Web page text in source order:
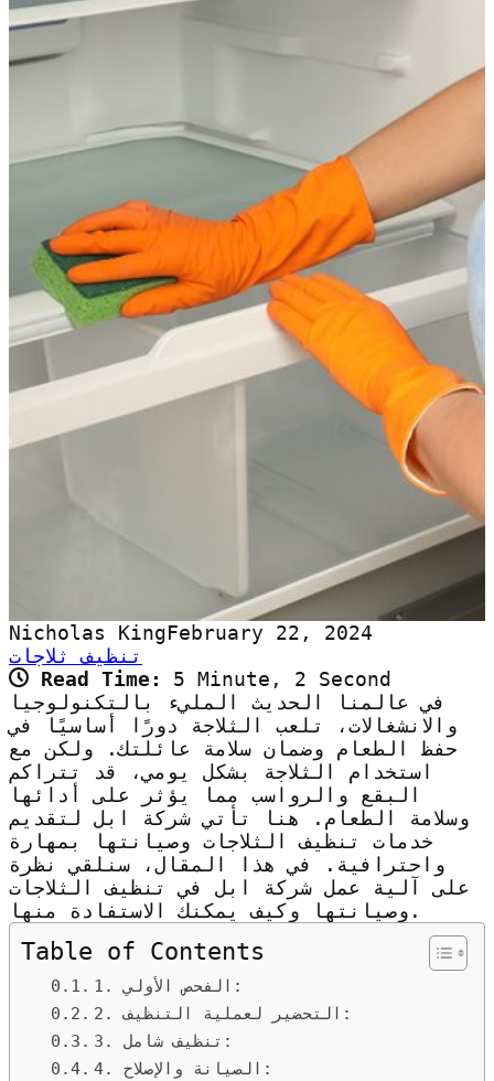
Nicholas KingFebruary 22, 2024
تنظيف ثلاجات
Read Time:
5 Minute, 2 Second
في عالمنا الحديث المليء بالتكنولوجيا
والانشغالات، تلعب الثلاجة دورًا أساسيًا في
حفظ الطعام وضمان سلامة عائلتك. ولكن مع
استخدام الثلاجة بشكل يومي، قد تتراكم
البقع والرواسب مما يؤثر على أدائها
وسلامة الطعام. هنا تأتي شركة ابل لتقديم
خدمات تنظيف الثلاجات وصيانتها بمهارة
واحترافية. في هذا المقال، سنلقي نظرة
على آلية عمل شركة ابل في تنظيف الثلاجات
وصيانتها وكيف يمكنك الاستفادة منها.
Table of Contents
1. الفحص الأولي:
2. التحضير لعملية التنظيف:
3. تنظيف شامل:
4. الصيانة والإصلاح: